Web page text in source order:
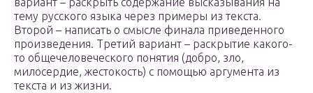
тему русского языка через примеры из текста.
Второй – написать о смысле финала приведенного
произведения. Третий вариант – раскрытие какого-
то общечеловеческого понятия (добро, зло,
милосердие, жестокость) с помощью аргумента из
текста и из жизни.